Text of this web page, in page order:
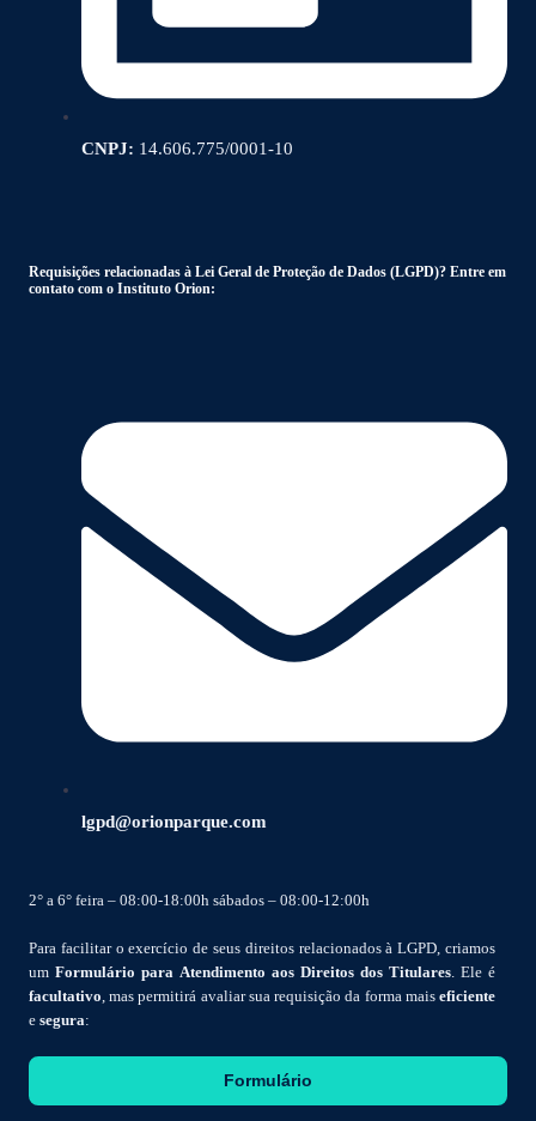
CNPJ: 14.606.775/0001-10
Requisições relacionadas à Lei Geral de Proteção de Dados (LGPD)? Entre em
contato com o Instituto Orion:
lgpd@orionparque.com
2° a 6° feira – 08:00-18:00h sábados – 08:00-12:00h
Para facilitar o exercício de seus direitos relacionados à LGPD, criamos
um Formulário para Atendimento aos Direitos dos Titulares . Ele é
facultativo , mas permitirá avaliar sua requisição da forma mais eficiente
e segura:
Formulário